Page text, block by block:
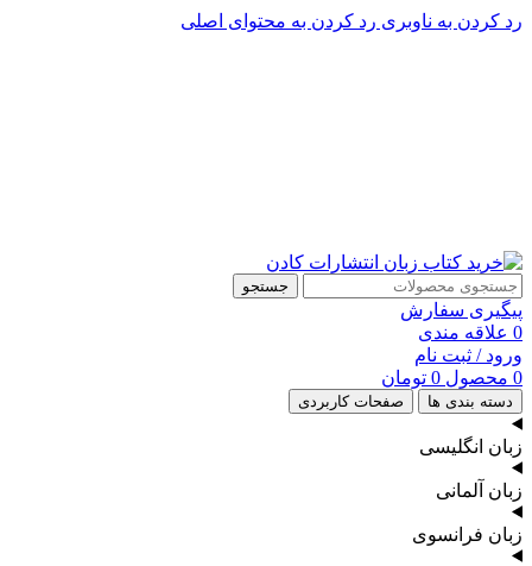
رد کردن به ناوبری رد کردن به محتوای اصلی
جستجو
پیگیری سفارش
0 علاقه مندی
ورود / ثبت نام
0 محصول 0 تومان
دسته بندی ها صفحات کاربردی
زبان انگلیسی
زبان آلمانی
زبان فرانسوی